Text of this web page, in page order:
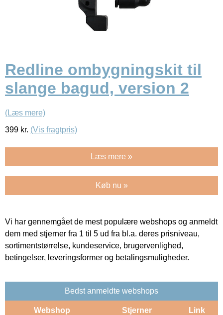
Redline ombygningskit til
slange bagud, version 2
(Læs mere)
399 kr. (Vis fragtpris)
Læs mere »
Køb nu »
Vi har gennemgået de mest populære webshops og anmeldt
dem med stjerner fra 1 til 5 ud fra bl.a. deres prisniveau,
sortimentstørrelse, kundeservice, brugervenlighed,
betingelser, leveringsformer og betalingsmuligheder.
Bedst anmeldte webshops
Webshop Stjerner Link